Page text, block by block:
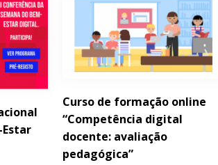
Curso de formação online
“Competência digital
docente: avaliação
pedagógica”